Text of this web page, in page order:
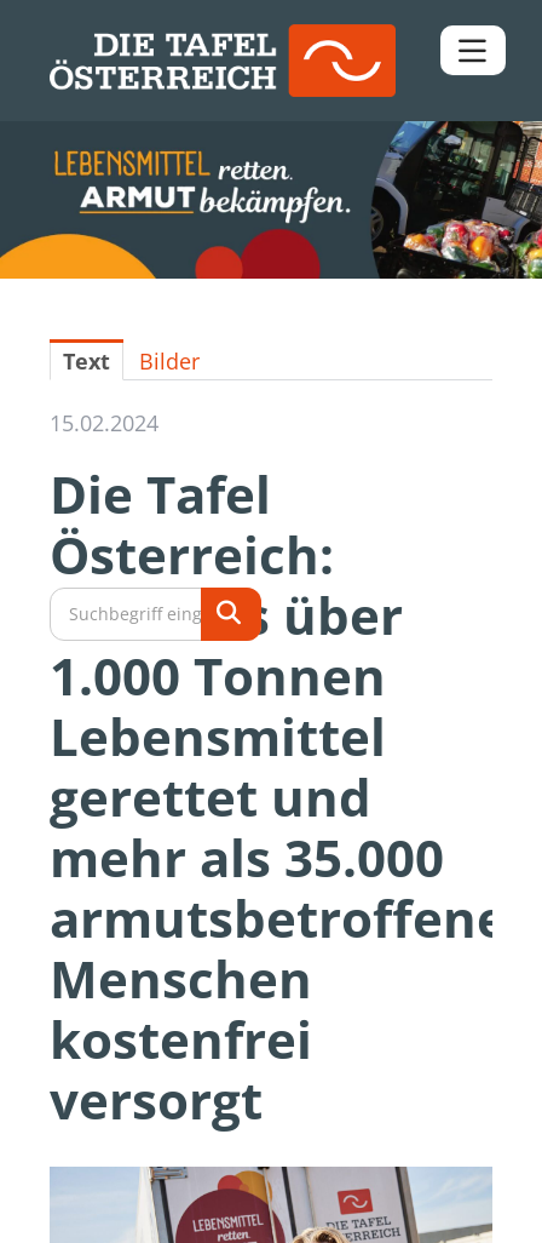
Downloads
Kontakt
Text Bilder
15.02.2024
Die Tafel
Österreich:
Erstmals über
1.000 Tonnen
Lebensmittel
gerettet und
mehr als 35.000
armutsbetroffene
Menschen
kostenfrei
versorgt